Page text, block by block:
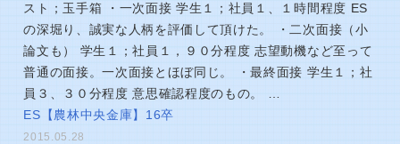
スト；玉手箱 ・一次面接 学生１；社員１、１時間程度 ES
の深堀り、誠実な人柄を評価して頂けた。 ・二次面接（小
論文も） 学生１；社員１，９０分程度 志望動機など至って
普通の面接。一次面接とほぼ同じ。 ・最終面接 学生１；社
員３、３０分程度 意思確認程度のもの。 …
ES【農林中央金庫】16卒
2015.05.28